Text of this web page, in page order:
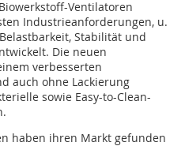
Ventilatoren
Industrieanforderungen, u.
Stabilität und
Die neuen
verbesserten
auch ohne Lackierung
sowie Easy-to-Clean-
haben ihren Markt gefunden